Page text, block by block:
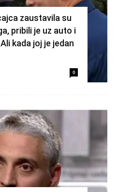
zaustavila su
pribili je uz auto i
kada joj je jedan
0